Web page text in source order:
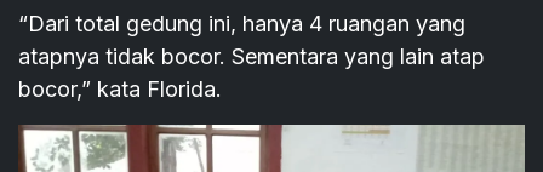
“Dari total gedung ini, hanya 4 ruangan yang
atapnya tidak bocor. Sementara yang lain atap
bocor,” kata Florida.